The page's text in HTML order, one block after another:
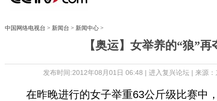
中国网络电视台 > 新闻台 > 新闻中心 >
【奥运】女举养的“狼”再
发布时间:2012年08月01日 06:48 | 进入复兴论坛| 来源
在昨晚进行的女子举重63公斤级比赛中